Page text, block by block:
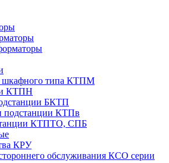
шкафного типа КТПМ
КТПН
БКТП
подстанции КТПв
КТПТО, СПБ
КРУ
обслуживания КСО серии